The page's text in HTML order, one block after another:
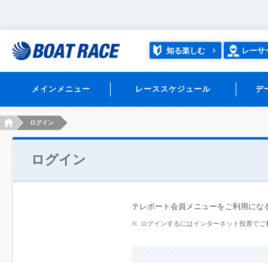
知る楽しむ レーサ
メインメニュー レーススケジュール デ
HOMEログイン
ログイン
テレボート会員メニューをご利用にな
ログインするにはインターネット投票で